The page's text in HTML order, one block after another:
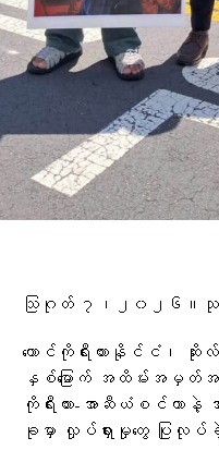
သြဂုတ် ၇၊၂၀၂၆။သုည/
တောင်ကိုရီးယားနိုင်ငံ၊ ဆိုးလ်
နှစ်မြောက် အထိမ်းအမှတ်
ကိုရီးယား-အာဆီယံစင်တာ
ခုမှာ လှုပ်ရှားမှုတွေ ပြုလု